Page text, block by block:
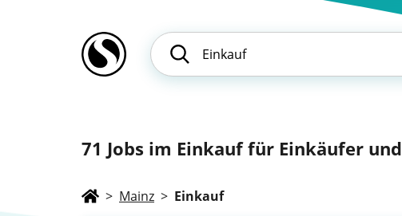
71 Jobs im Einkauf für Einkäufer
> Mainz > Einkauf